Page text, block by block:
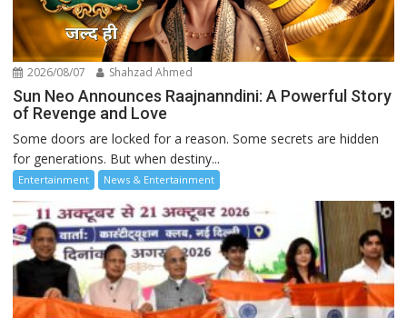
2026/08/07 Shahzad Ahmed
Sun Neo Announces Raajnanndini: A Powerful Story
of Revenge and Love
Some doors are locked for a reason. Some secrets are hidden
for generations. But when destiny...
Entertainment News & Entertainment